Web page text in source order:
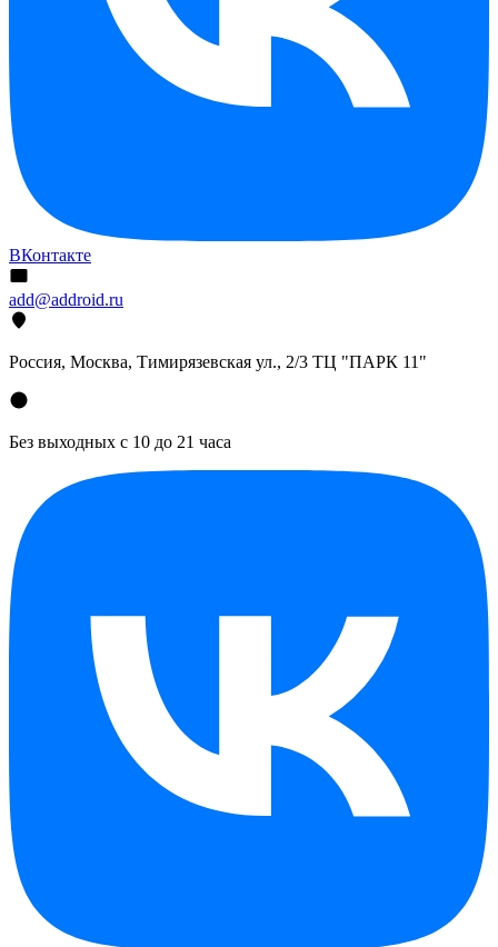
ВКонтакте
add@addroid.ru
Россия, Москва, Тимирязевская ул., 2/3 ТЦ "ПАРК 11"
Без выходных с 10 до 21 часа